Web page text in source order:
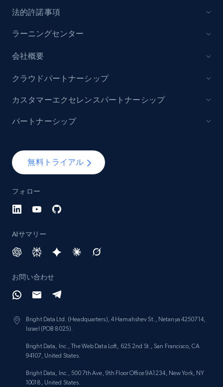
specified keywords
URL, Domain, Marketplace pn, Sku, Other pn,
more.
Lowes.com - Collect records by category
URL, Domain, Marketplace pn, Sku, Other pn,
more.
URL, Title, Rating, Reviews, Initial price, Final
法的許諾事項
ラーニングセンター
会社概要
無料トライアル
フォロー
AIサマリー
お問い合わせ
Bright Data Ltd. (Headquarters), 4 Hamahshev St., Netanya 4250714,
Israel (POB 8025).
Bright Data, Inc., The Web Data Loft, 625 2nd St., San Francisco, CA
94107, United States.
Bright Data, Inc., 500 7th Ave, 9th Floor Office 9A1234, New York, NY
10018, United States.
クラウドパートナーシップ
カスタマーエクセレンスパートナーシップ
パートナーシップ